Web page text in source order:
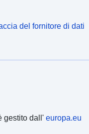
del fornitore di dati
gestito dall' europa.eu